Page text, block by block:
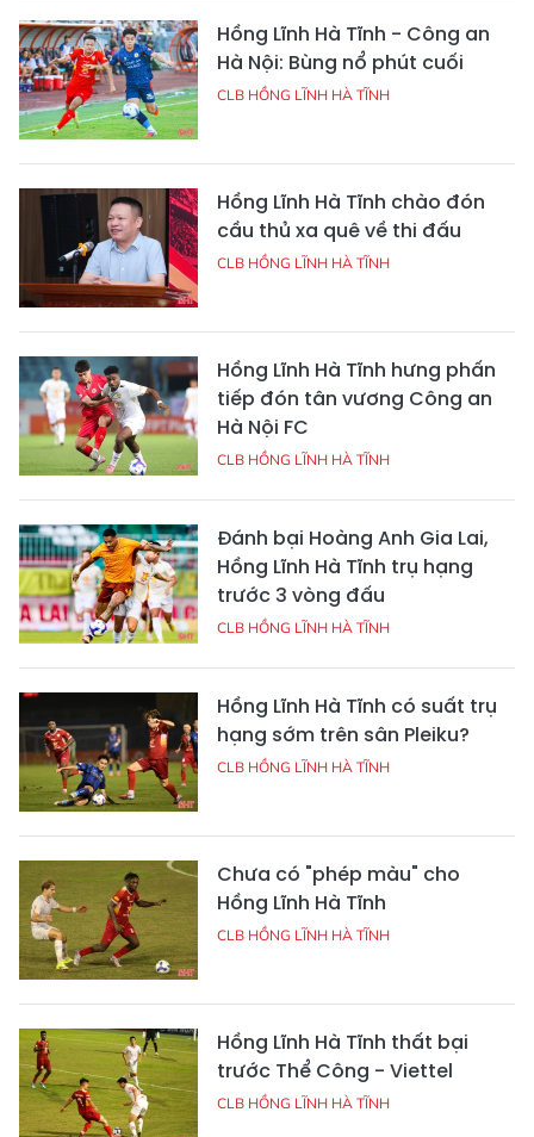
Hồng Lĩnh Hà Tĩnh - Công an
Hà Nội: Bùng nổ phút cuối
CLB HỒNG LĨNH HÀ TĨNH
Hồng Lĩnh Hà Tĩnh chào đón
cầu thủ xa quê về thi đấu
CLB HỒNG LĨNH HÀ TĨNH
Hồng Lĩnh Hà Tĩnh hưng phấn
tiếp đón tân vương Công an
Hà Nội FC
CLB HỒNG LĨNH HÀ TĨNH
Đánh bại Hoàng Anh Gia Lai,
Hồng Lĩnh Hà Tĩnh trụ hạng
trước 3 vòng đấu
CLB HỒNG LĨNH HÀ TĨNH
Hồng Lĩnh Hà Tĩnh có suất trụ
hạng sớm trên sân Pleiku?
CLB HỒNG LĨNH HÀ TĨNH
Chưa có "phép màu" cho
Hồng Lĩnh Hà Tĩnh
CLB HỒNG LĨNH HÀ TĨNH
Hồng Lĩnh Hà Tĩnh thất bại
trước Thể Công - Viettel
CLB HỒNG LĨNH HÀ TĨNH